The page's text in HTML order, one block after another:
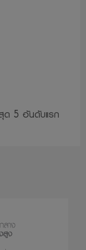
ด 5 อันดับแรก
อเปลี่ยนแปลง
งให้ทราบล่วง
อมูลส่วนบุคคล
ปลอดภัยของ
ใจได้ว่าข้อมูล
งถูกต้องตามกฏ